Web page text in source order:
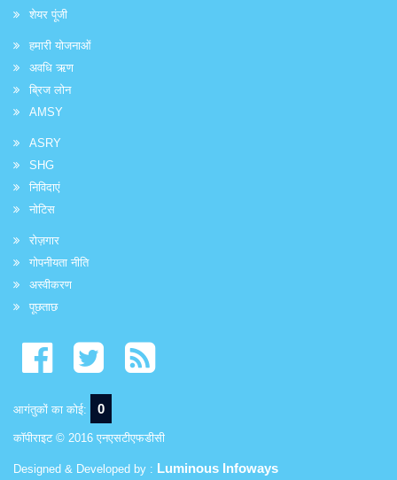
शेयर पूंजी
हमारी योजनाओं
अवधि ऋण
ब्रिज लोन
AMSY
ASRY
SHG
निविदाएं
नोटिस
रोज़गार
गोपनीयता नीति
अस्वीकरण
पूछताछ
आगंतुकों का कोई: 0
कॉपीराइट © 2016 एनएसटीएफडीसी
Designed & Developed by : Luminous Infoways